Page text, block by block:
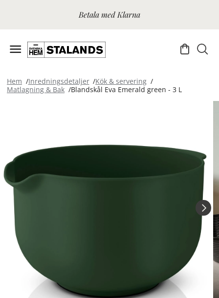
Betala med Klarna
Hem Inredningsdetaljer
Kök & servering
Matlagning & Bak
Blandskål Eva Emerald green - 3 L